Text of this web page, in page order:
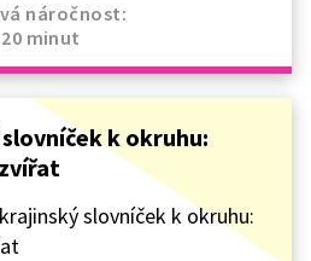
náročnost:
20 minut
k okruhu:
slovníček k okruhu: